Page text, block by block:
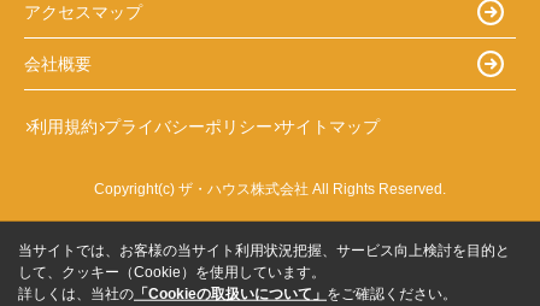
アクセスマップ
会社概要
利用規約 プライバシーポリシー サイトマップ
Copyright(c) ザ・ハウス株式会社 All Rights Reserved.
当サイトでは、お客様の当サイト利用状況把握、サービス向上検討を目的と
して、クッキー（Cookie）を使用しています。
詳しくは、当社の 「Cookieの取扱いについて」 をご確認ください。